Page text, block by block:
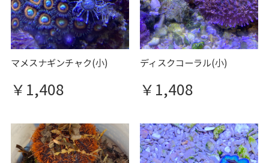
マメスナギンチャク(小)
￥1,408
ディスクコーラル(小)
￥1,408